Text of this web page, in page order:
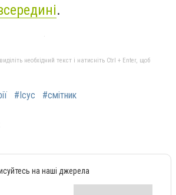
.
необхідний текст і натисніть Ctrl + Enter, щоб
#Ісус #смітник
на наші джерела